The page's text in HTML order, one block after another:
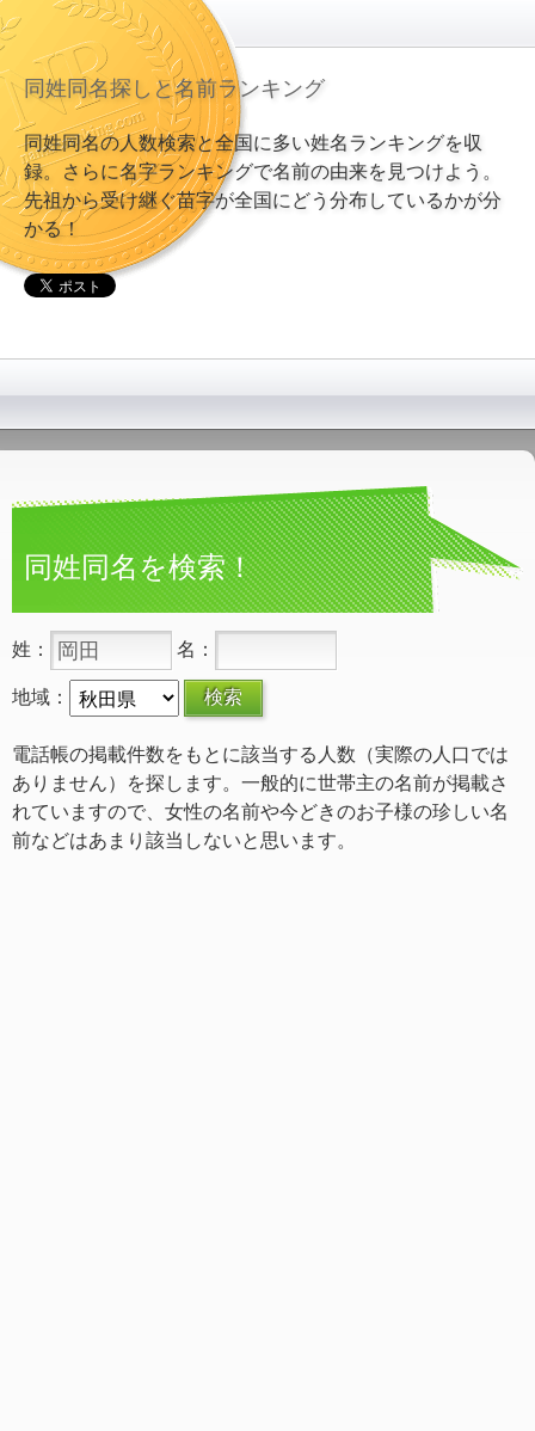
同姓同名探しと名前ランキング
同姓同名の人数検索と全国に多い姓名ランキングを収
録。さらに名字ランキングで名前の由来を見つけよう。
先祖から受け継ぐ苗字が全国にどう分布しているかが分
かる！
同姓同名を検索！
姓： 名：
地域：
電話帳の掲載件数をもとに該当する人数（実際の人口では
ありません）を探します。一般的に世帯主の名前が掲載さ
れていますので、女性の名前や今どきのお子様の珍しい名
前などはあまり該当しないと思います。